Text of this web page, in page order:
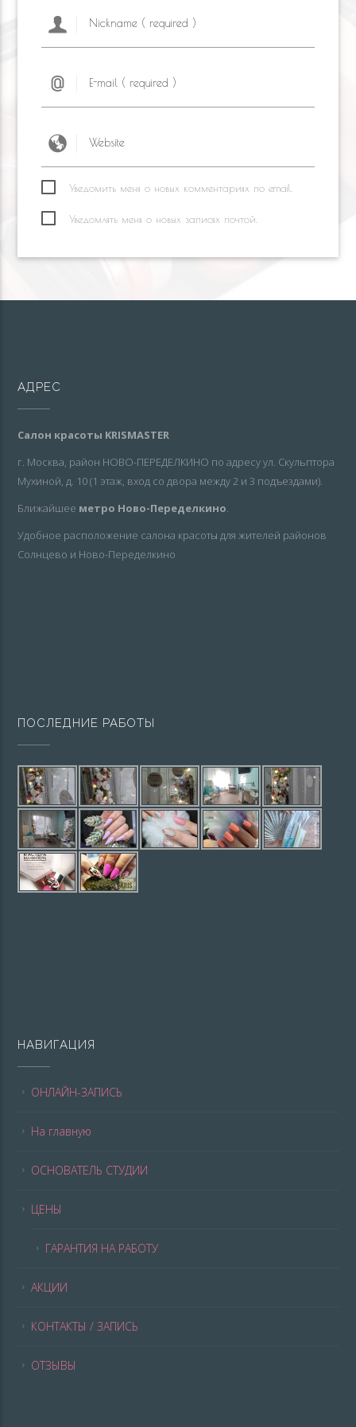
Уведомить меня о новых комментариях по email.
Уведомлять меня о новых записях почтой.
АДРЕС
Салон красоты KRISMASTER
г. Москва, район НОВО-ПЕРЕДЕЛКИНО по адресу ул. Скульптора
Мухиной, д. 10 (1 этаж, вход со двора между 2 и 3 подъездами).
Ближайшее метро Ново-Переделкино.
Удобное расположение салона красоты для жителей районов
Солнцево и Ново-Переделкино
ПОСЛЕДНИЕ РАБОТЫ
НАВИГАЦИЯ
ОНЛАЙН-ЗАПИСЬ
На главную
ОСНОВАТЕЛЬ СТУДИИ
ЦЕНЫ
ГАРАНТИЯ НА РАБОТУ
АКЦИИ
КОНТАКТЫ / ЗАПИСЬ
ОТЗЫВЫ